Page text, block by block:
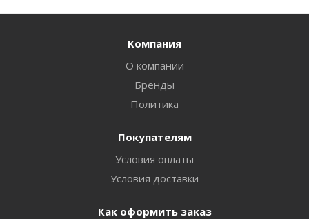
Компания
О компании
Бренды
Политика
Покупателям
Условия оплаты
Условия доставки
Как оформить заказ